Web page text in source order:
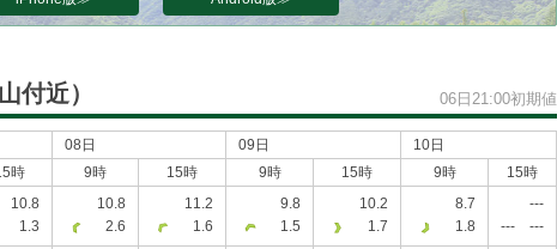
付近） 06日21:00初期値
08日 09日
10日
時 9時 15時 9時 15時 9時 15時
10.8
1.3
10.8
2.6
11.2
1.6
9.8
1.5
10.2
1.7
8.7
1.8
---
---
---